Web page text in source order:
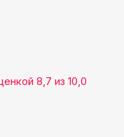
8,7 из 10,0